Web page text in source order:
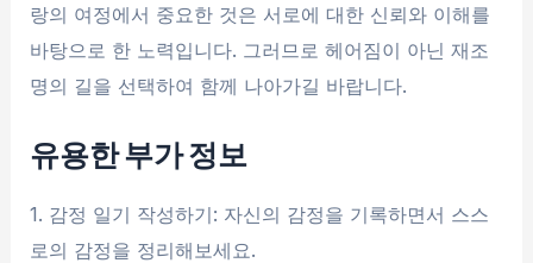
랑의 여정에서 중요한 것은 서로에 대한 신뢰와 이해를
바탕으로 한 노력입니다. 그러므로 헤어짐이 아닌 재조
명의 길을 선택하여 함께 나아가길 바랍니다.
유용한 부가 정보
1. 감정 일기 작성하기: 자신의 감정을 기록하면서 스스
로의 감정을 정리해보세요.